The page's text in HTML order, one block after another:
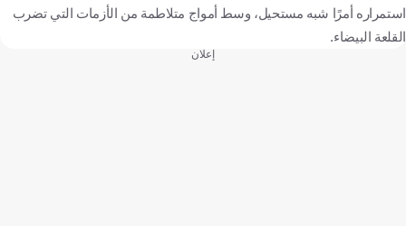
استمراره أمرًا شبه مستحيل، وسط أمواج متلاطمة من الأزمات التي تضرب
القلعة البيضاء.
إعلان